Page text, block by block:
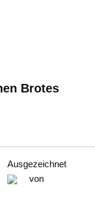
Brotes
Ausgezeichnet
von